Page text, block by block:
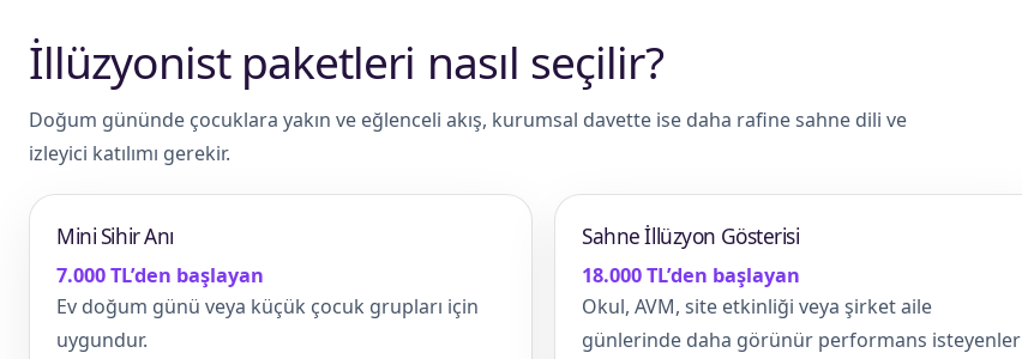
İllüzyonist paketleri nasıl seçilir?
Doğum gününde çocuklara yakın ve eğlenceli akış, kurumsal davette ise daha rafine sahne dili ve
izleyici katılımı gerekir.
Mini Sihir Anı
7.000 TL’den başlayan
Ev doğum günü veya küçük çocuk grupları için
uygundur.
Sahne İllüzyon Gösterisi
18.000 TL’den başlayan
Okul, AVM, site etkinliği veya şirket aile
günlerinde daha görünür performans isteyenler